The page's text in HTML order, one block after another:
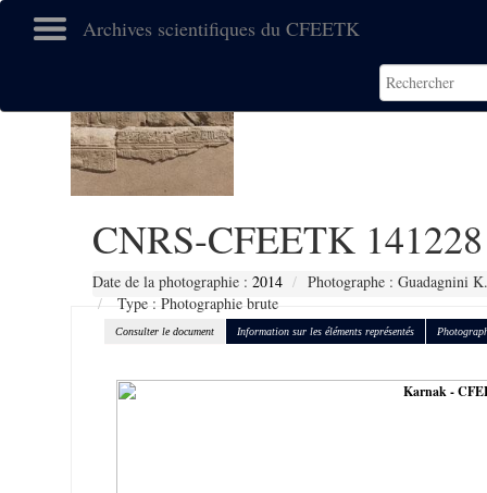
Archives scientifiques du CFEETK
CNRS-CFEETK 141228
Date de la photographie : 2014
Photographe : Guadagnini K.
Type : Photographie brute
Consulter le document Information sur les éléments représentés